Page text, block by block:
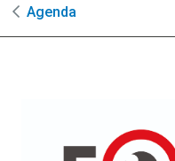
Agenda